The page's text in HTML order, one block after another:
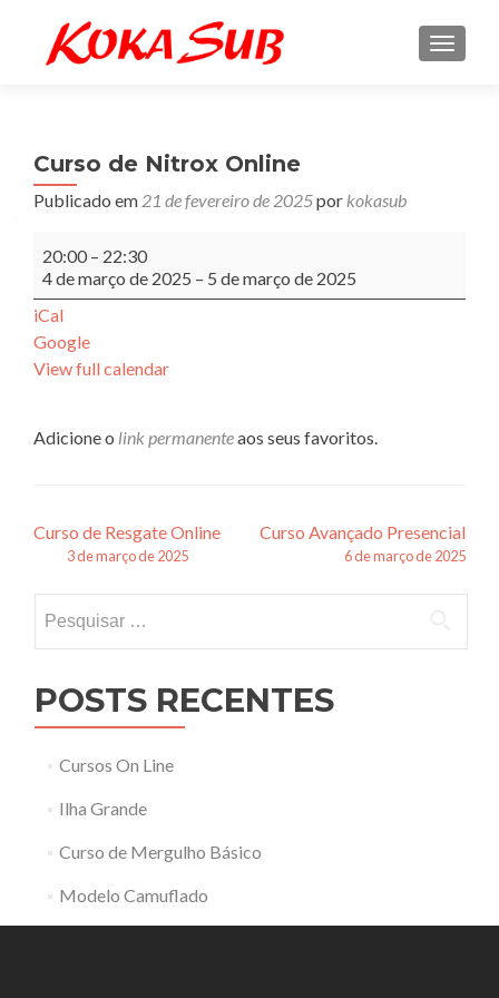
Curso de Nitrox Online
Publicado em 21 de fevereiro de 2025por kokasub
de
Nitrox
Online
20:00 – 22:30
4 de março de 2025 – 5 de março de 2025
iCal
Google
View full calendar
Adicione o link permanenteaos seus favoritos.
Navegação
posts
Curso de Resgate Online
3 de março de 2025
Curso Avançado Presencial
6 de março de 2025
por:
POSTS RECENTES
Cursos On Line
Ilha Grande
Curso de Mergulho Básico
Modelo Camuflado